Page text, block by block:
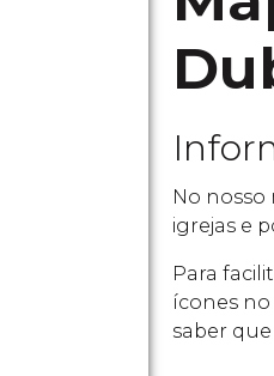
No nosso
igrejas e
Para
ícones
saber